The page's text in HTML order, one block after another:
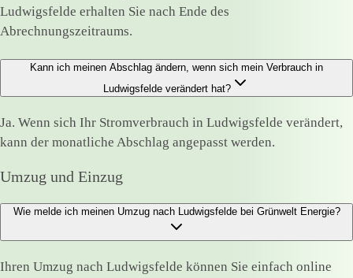
Ludwigsfelde erhalten Sie nach Ende des
Abrechnungszeitraums.
Kann ich meinen Abschlag ändern, wenn sich mein Verbrauch in
Ludwigsfelde verändert hat?
Ja. Wenn sich Ihr Stromverbrauch in Ludwigsfelde verändert,
kann der monatliche Abschlag angepasst werden.
Umzug und Einzug
Wie melde ich meinen Umzug nach Ludwigsfelde bei Grünwelt Energie?
Ihren Umzug nach Ludwigsfelde können Sie einfach online